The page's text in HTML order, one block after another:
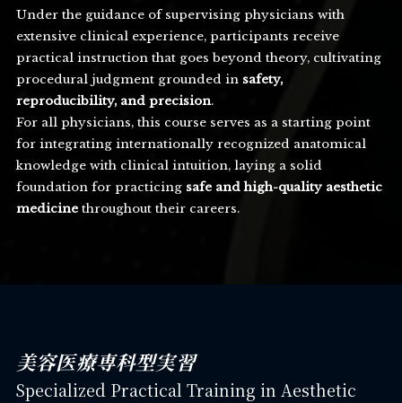
Under the guidance of supervising physicians with
extensive clinical experience, participants receive
practical instruction that goes beyond theory, cultivating
procedural judgment grounded in safety,
reproducibility, and precision.
For all physicians, this course serves as a starting point
for integrating internationally recognized anatomical
knowledge with clinical intuition, laying a solid
foundation for practicing safe and high-quality aesthetic
medicinethroughout their careers.
美容医療専科型実習
Specialized Practical Training in Aesthetic